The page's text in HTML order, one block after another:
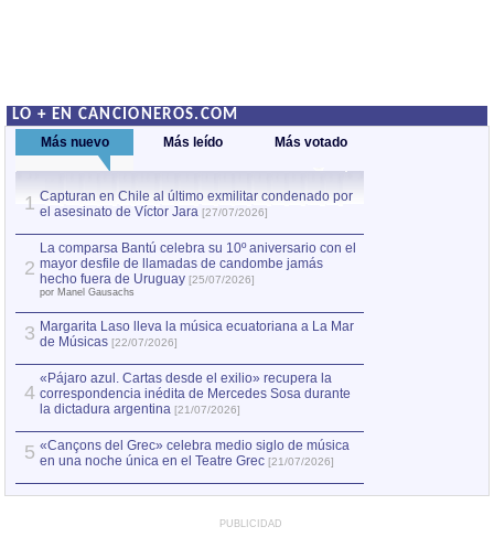
LO + EN CANCIONEROS.COM
Más nuevo Más leído Más votado
1 Capturan en Chile al último exmilitar condenado por
el asesinato de Víctor Jara [27/07/2026]
2
La comparsa Bantú celebra su 10º aniversario con el
mayor desfile de llamadas de candombe jamás
hecho fuera de Uruguay [25/07/2026]
por Manel Gausachs
3 Margarita Laso lleva la música ecuatoriana a La Mar
de Músicas [22/07/2026]
4
«Pájaro azul. Cartas desde el exilio» recupera la
correspondencia inédita de Mercedes Sosa durante
la dictadura argentina [21/07/2026]
5 «Cançons del Grec» celebra medio siglo de música
en una noche única en el Teatre Grec [21/07/2026]
PUBLICIDAD